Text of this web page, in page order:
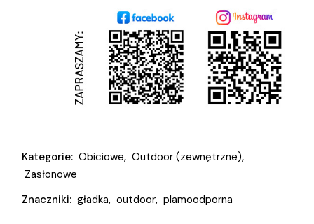
Kategorie: Obiciowe, Outdoor (zewnętrzne),
Zasłonowe
Znaczniki: gładka, outdoor, plamoodporna